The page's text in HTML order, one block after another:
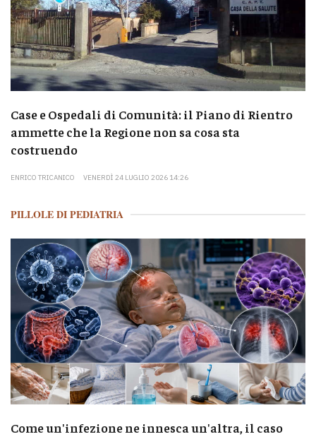
Case e Ospedali di Comunità: il Piano di Rientro
ammette che la Regione non sa cosa sta
costruendo
ENRICO TRICANICO VENERDÌ 24 LUGLIO 2026 14:26
PILLOLE DI PEDIATRIA
Come un'infezione ne innesca un'altra, il caso